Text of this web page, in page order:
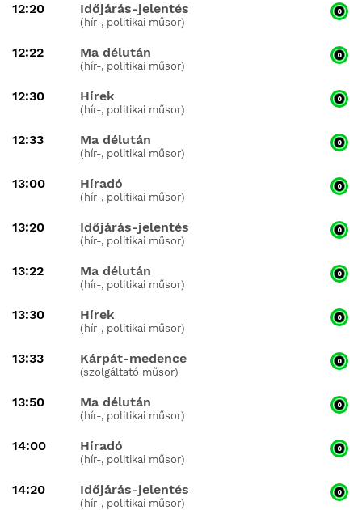
12:20 Időjárás-jelentés
(hír-, politikai műsor)
12:22 Ma délután
(hír-, politikai műsor)
12:30 Hírek
(hír-, politikai műsor)
12:33 Ma délután
(hír-, politikai műsor)
13:00 Híradó
(hír-, politikai műsor)
13:20 Időjárás-jelentés
(hír-, politikai műsor)
13:22 Ma délután
(hír-, politikai műsor)
13:30 Hírek
(hír-, politikai műsor)
13:33 Kárpát-medence
(szolgáltató műsor)
13:50 Ma délután
(hír-, politikai műsor)
14:00 Híradó
(hír-, politikai műsor)
14:20 Időjárás-jelentés
(hír-, politikai műsor)